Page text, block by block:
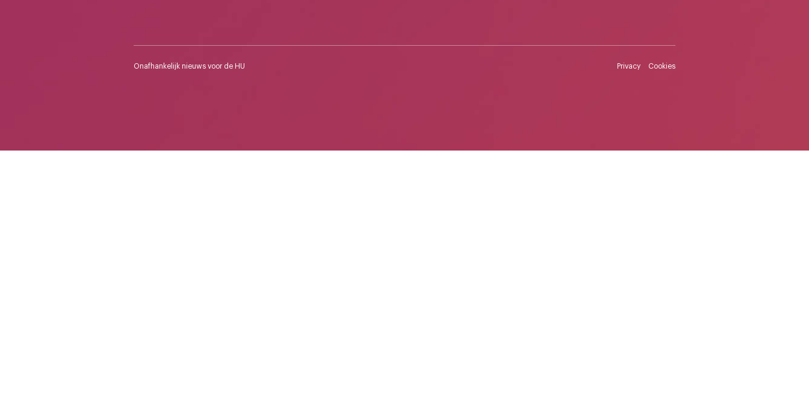
Onafhankelijk nieuws voor de HU Privacy Cookies